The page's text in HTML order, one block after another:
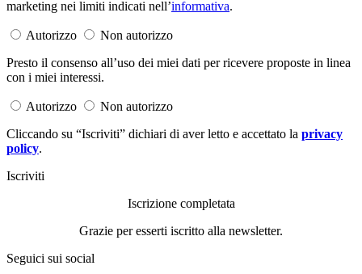
marketing nei limiti indicati nell’informativa.
Autorizzo
Non autorizzo
Presto il consenso all’uso dei miei dati per ricevere proposte in linea
con i miei interessi.
Autorizzo
Non autorizzo
Cliccando su “Iscriviti” dichiari di aver letto e accettato la privacy
policy.
Iscriviti
Iscrizione completata
Grazie per esserti iscritto alla newsletter.
Seguici sui social